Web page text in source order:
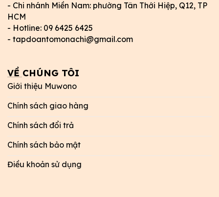
- Chi nhánh Miền Nam: phường Tân Thới Hiệp, Q12, TP
HCM
- Hotline: 09 6425 6425
- tapdoantomonachi@gmail.com
VỀ CHÚNG TÔI
Giới thiệu Muwono
Chính sách giao hàng
Chính sách đổi trả
Chính sách bảo mật
Điều khoản sử dụng